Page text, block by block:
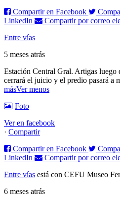
Compartir en Facebook
LinkedIn
Compartir por correo
Entre vías
5 meses atrás
Estación Central Gral. Artigas luego
cerrará el juicio y el predio pasará a
másVer menos
Foto
Ver en facebook
· Compartir
Compartir en Facebook
LinkedIn
Compartir por correo
Entre vías está con CEFU Museo
6 meses atrás